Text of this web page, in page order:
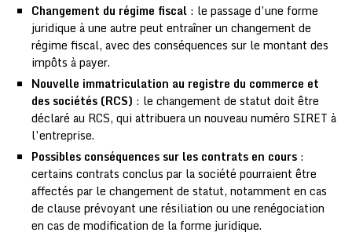
Changement du régime fiscal : le passage d’une forme
juridique à une autre peut entraîner un changement de
régime fiscal, avec des conséquences sur le montant des
impôts à payer.
Nouvelle immatriculation au registre du commerce et
des sociétés (RCS) : le changement de statut doit être
déclaré au RCS, qui attribuera un nouveau numéro SIRET à
l’entreprise.
Possibles conséquences sur les contrats en cours :
certains contrats conclus par la société pourraient être
affectés par le changement de statut, notamment en cas
de clause prévoyant une résiliation ou une renégociation
en cas de modification de la forme juridique.